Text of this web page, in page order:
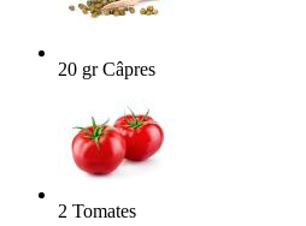
20 gr Câpres
2 Tomates